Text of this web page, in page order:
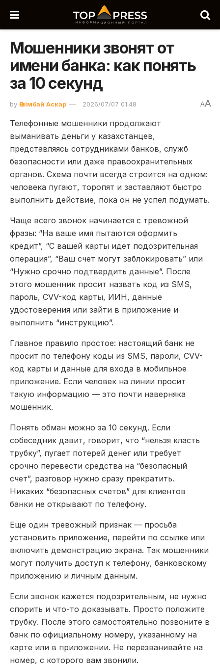
Мошенники звонят от
имени банка: как понять
за 10 секунд
by Әшімбай Аскар 2026/07/07 01:48 AA
Телефонные мошенники продолжают
выманивать деньги у казахстанцев,
представляясь сотрудниками банков, служб
безопасности или даже правоохранительных
органов. Схема почти всегда строится на одном:
человека пугают, торопят и заставляют быстро
выполнить действие, пока он не успел подумать.
Чаще всего звонок начинается с тревожной
фразы: “На ваше имя пытаются оформить
кредит”, “С вашей карты идет подозрительная
операция”, “Ваш счет могут заблокировать” или
“Нужно срочно подтвердить данные”. После
этого мошенник просит назвать код из SMS,
пароль, CVV-код карты, ИИН, данные
удостоверения или зайти в приложение и
выполнить “инструкцию”.
Главное правило простое: настоящий банк не
просит по телефону коды из SMS, пароли, CVV-
код карты и данные для входа в мобильное
приложение. Если человек на линии просит
такую информацию — это почти наверняка
мошенник.
Понять обман можно за 10 секунд. Если
собеседник давит, говорит, что “нельзя класть
трубку”, пугает потерей денег или требует
срочно перевести средства на “безопасный
счет”, разговор нужно сразу прекратить.
Никаких “безопасных счетов” для клиентов
банки не открывают по телефону.
Еще один тревожный признак — просьба
установить приложение, перейти по ссылке или
включить демонстрацию экрана. Так мошенники
могут получить доступ к телефону, банковскому
приложению и личным данным.
Если звонок кажется подозрительным, не нужно
спорить и что-то доказывать. Просто положите
трубку. После этого самостоятельно позвоните в
банк по официальному номеру, указанному на
карте или в приложении. Не перезванивайте на
номер, с которого вам звонили.